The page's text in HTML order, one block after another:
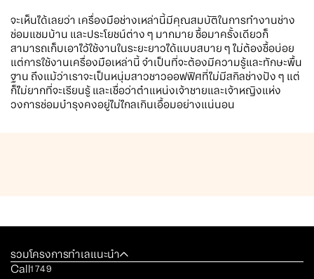
จะเห็นได้เลยว่า เครื่องมือช่างเหล่านี้มีคุณสมบัติในการทำงานช่าง
ซ่อมแซมบ้าน และประโยชน์ต่าง ๆ มากมาย ซื้อมาครั้งเดียวก็
สามารถเก็บเอาไว้ใช้งานในระยะยาวได้แบบสบาย ๆ ไม่ต้องซื้อบ่อย
แต่การใช้งานเครื่องมือเหล่านี้ จำเป็นที่จะต้องมีความรู้และทักษะพื้น
ฐาน ถึงแม้ว่าเราจะเป็นหนุ่มสาวชาวออฟฟิศที่ไม่มีสกิลช่างปัง ๆ แต่
ก็ไม่ยากที่จะเรียนรู้ และเชื่อว่าตำแหน่งเจ้าชายและเจ้าหญิงแห่ง
วงการซ่อมบำรุงคงอยู่ไม่ไกลเกินเอื้อมอย่างแน่นอน
รวมโครงการทำเลแนะนำ
Call1749